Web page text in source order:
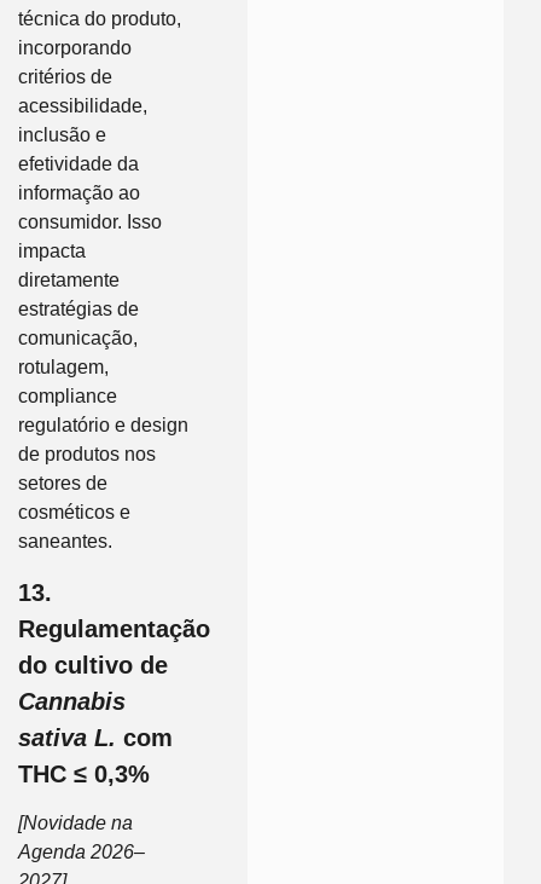
técnica do produto,
incorporando
critérios de
acessibilidade,
inclusão e
efetividade da
informação ao
consumidor. Isso
impacta
diretamente
estratégias de
comunicação,
rotulagem,
compliance
regulatório e design
de produtos nos
setores de
cosméticos e
saneantes.
13.
Regulamentação
do cultivo de
Cannabis
sativa L. com
THC ≤ 0,3%
[Novidade na
Agenda 2026–